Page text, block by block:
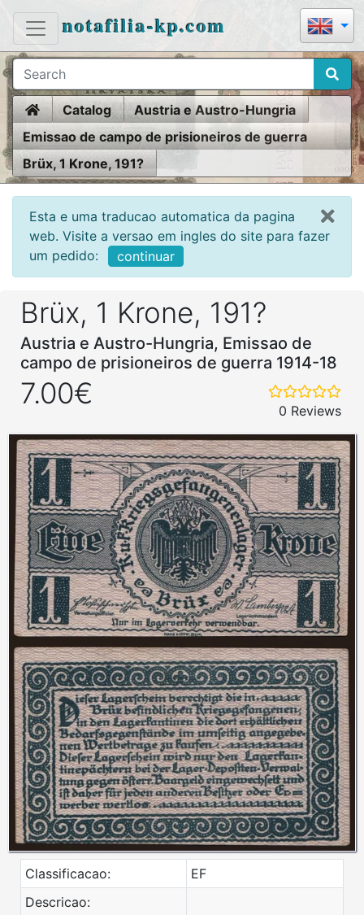
notafilia-kp.com
HomeCatalog
Austria e Austro-Hungria
Emissao de campo de prisioneiros de guerra
1914-18
Brüx, 1 Krone, 191?
Esta e uma traducao automatica da pagina
web. Visite a versao em ingles do site para fazer
um pedido:
continuar
Brüx, 1 Krone, 191?
Austria e Austro-Hungria, Emissao de
campo de prisioneiros de guerra 1914-18
7.00€
0 Reviews
Classificacao:
EF
Descricao: